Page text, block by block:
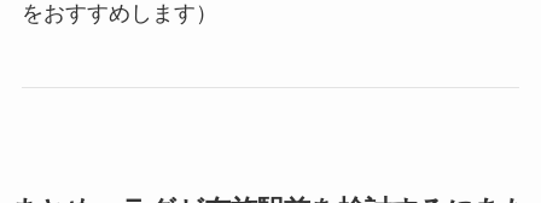
をおすすめします）